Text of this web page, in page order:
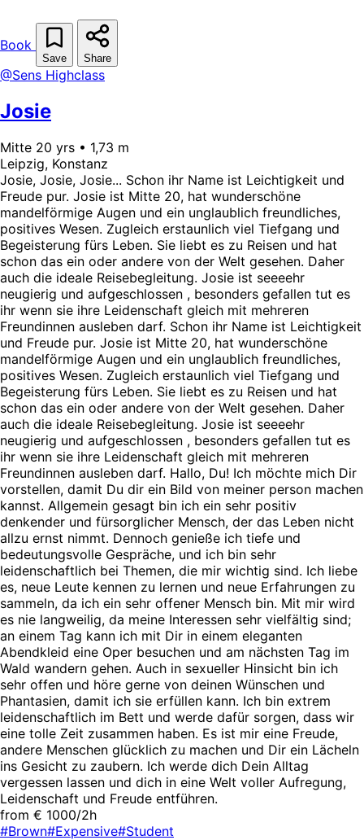
Book
Save Share
@Sens Highclass
Josie
Mitte 20 yrs • 1,73 m
Leipzig, Konstanz
Josie, Josie, Josie... Schon ihr Name ist Leichtigkeit und
Freude pur. Josie ist Mitte 20, hat wunderschöne
mandelförmige Augen und ein unglaublich freundliches,
positives Wesen. Zugleich erstaunlich viel Tiefgang und
Begeisterung fürs Leben. Sie liebt es zu Reisen und hat
schon das ein oder andere von der Welt gesehen. Daher
auch die ideale Reisebegleitung. Josie ist seeeehr
neugierig und aufgeschlossen , besonders gefallen tut es
ihr wenn sie ihre Leidenschaft gleich mit mehreren
Freundinnen ausleben darf. Schon ihr Name ist Leichtigkeit
und Freude pur. Josie ist Mitte 20, hat wunderschöne
mandelförmige Augen und ein unglaublich freundliches,
positives Wesen. Zugleich erstaunlich viel Tiefgang und
Begeisterung fürs Leben. Sie liebt es zu Reisen und hat
schon das ein oder andere von der Welt gesehen. Daher
auch die ideale Reisebegleitung. Josie ist seeeehr
neugierig und aufgeschlossen , besonders gefallen tut es
ihr wenn sie ihre Leidenschaft gleich mit mehreren
Freundinnen ausleben darf. Hallo, Du! Ich möchte mich Dir
vorstellen, damit Du dir ein Bild von meiner person machen
kannst. Allgemein gesagt bin ich ein sehr positiv
denkender und fürsorglicher Mensch, der das Leben nicht
allzu ernst nimmt. Dennoch genieße ich tiefe und
bedeutungsvolle Gespräche, und ich bin sehr
leidenschaftlich bei Themen, die mir wichtig sind. Ich liebe
es, neue Leute kennen zu lernen und neue Erfahrungen zu
sammeln, da ich ein sehr offener Mensch bin. Mit mir wird
es nie langweilig, da meine Interessen sehr vielfältig sind;
an einem Tag kann ich mit Dir in einem eleganten
Abendkleid eine Oper besuchen und am nächsten Tag im
Wald wandern gehen. Auch in sexueller Hinsicht bin ich
sehr offen und höre gerne von deinen Wünschen und
Phantasien, damit ich sie erfüllen kann. Ich bin extrem
leidenschaftlich im Bett und werde dafür sorgen, dass wir
eine tolle Zeit zusammen haben. Es ist mir eine Freude,
andere Menschen glücklich zu machen und Dir ein Lächeln
ins Gesicht zu zaubern. Ich werde dich Dein Alltag
vergessen lassen und dich in eine Welt voller Aufregung,
Leidenschaft und Freude entführen.
from € 1000/2h
#Brown#Expensive#Student